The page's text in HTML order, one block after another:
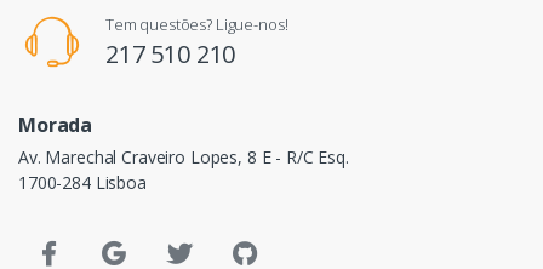
Tem questões? Ligue-nos!
217 510 210
Morada
Av. Marechal Craveiro Lopes, 8 E - R/C Esq.
1700-284 Lisboa